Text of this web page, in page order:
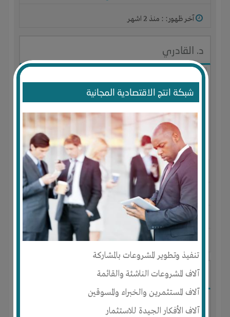
شبكة انتج الاقتصادية المجانية
تنفيذ وتطوير المشروعات بالمشاركة
آلاف المشروعات الناشئة والقائمة
آلاف المستثمرين والخبراء والمسوقين
آلاف الأفكار الجيدة للاستثمار
آخر ظهور: : منذ 2 اشهر
د. القادري
الجنس : ذكر
لديـه : الوقت-المكان-علاقات
المكان :سلطنة عمان- مسقط
آخر ظهور: : منذ 2 اشهر
Amr